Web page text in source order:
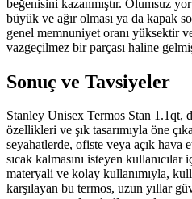
beğenisini kazanmıştır. Olumsuz
büyük ve ağır olması ya da kapak
genel memnuniyet oranı yüksektir
vazgeçilmez bir parçası haline
Sonuç ve Tavsiyeler
Stanley Unisex Termos Stan 1.1qt,
özellikleri ve şık tasarımıyla öne
seyahatlerde, ofiste veya açık
sıcak kalmasını isteyen
materyali ve kolay kullanımıyla,
karşılayan bu termos, uzun yıllar